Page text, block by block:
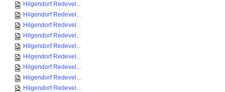
Hilgendorf Redevel...
Hilgendorf Redevel...
Hilgendorf Redevel...
Hilgendorf Redevel...
Hilgendorf Redevel...
Hilgendorf Redevel...
Hilgendorf Redevel...
Hilgendorf Redevel...
Hilgendorf Redevel...